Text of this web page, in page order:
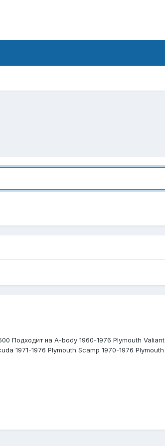
на A-body 1960-1976 Plymouth Valiant
1971-1976 Plymouth Scamp 1970-1976 Plymouth